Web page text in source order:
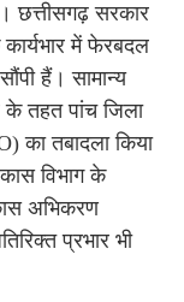
छत्तीसगढ़ सरकार
में फेरबदल
हैं। सामान्य
के तहत पांच जिला
का तबादला किया
विभाग के
अभिकरण
प्रभार भी